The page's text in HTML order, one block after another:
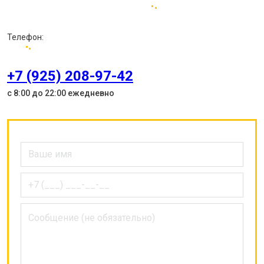
Телефон:
+7 (925) 208-97-42
с 8:00 до 22:00 ежедневно